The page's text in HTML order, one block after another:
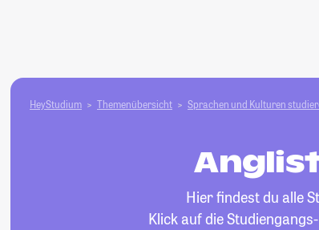
HeyStudium Themenübersicht Sprachen und Kulturen
Hier findest du alle
Klick auf die